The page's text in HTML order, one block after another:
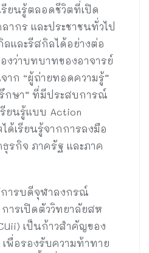
ยนรู้ตลอดชีวิตที่เปิด
กร และประชาชนทั่วไป
และรีสกิลได้อย่างต่อ
งว่าบทบาทของอาจารย์
าก “ผู้ถ่ายทอดความรู้”
กษา” ที่มีประสบการณ์
รียนรู้แบบ Action
ด้เรียนรู้จากการลงมือ
รกิจ ภาครัฐ และภาค
การบดีจุฬาลงกรณ์
ารเปิดตัววิทยาลัยสห
เป็นก้าวสำคัญของ
พื่อรองรับความท้าทาย